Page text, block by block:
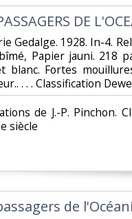
DE
Gedalge. 1928. In-4.
Papier jauni. 218
blanc. Fortes
. . . Classification
de J.-P. Pinchon.
siècle‎
de